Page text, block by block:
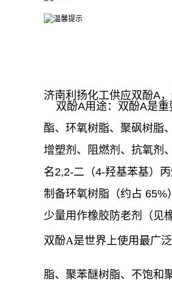
济南利扬化工供应双酚A
双酚A用途：双酚A是重
酯、环氧树脂、聚砜树脂
增塑剂、阻燃剂、抗氧剂
名2,2-二（4-羟基苯基）
制备环氧树脂（约占 65%
少量用作橡胶防老剂（见
双酚A是世界上使用最广
脂、聚苯醚树脂、不饱和